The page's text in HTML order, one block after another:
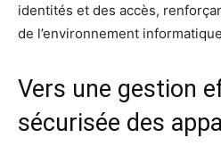
identités et des accès,
de l’environnement
Vers une gestion
sécurisée des